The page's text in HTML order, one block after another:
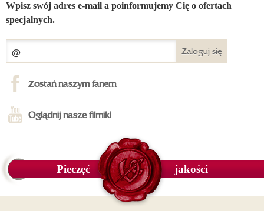
Wpisz swój adres e-mail a poinformujemy Cię o ofertach
specjalnych.
Zaloguj się
Zostań naszym fanem
Oglądnij nasze filmiki
Pieczęć jakości